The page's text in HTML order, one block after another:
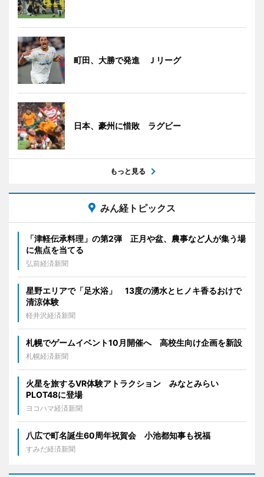
町田、大勝で発進 Ｊリーグ
日本、豪州に惜敗 ラグビー
もっと見る
みん経トピックス
「津軽伝承料理」の第2弾 正月や盆、農事など人が集う場
に焦点を当てる
弘前経済新聞
星野エリアで「足水浴」 13度の湧水とヒノキ香るおけで
清涼体験
軽井沢経済新聞
札幌でゲームイベント10月開催へ 高校生向け企画を新設
札幌経済新聞
火星を旅するVR体験アトラクション みなとみらい
PLOT48に登場
ヨコハマ経済新聞
八広で町名誕生60周年祝賀会 小池都知事も祝福
すみだ経済新聞